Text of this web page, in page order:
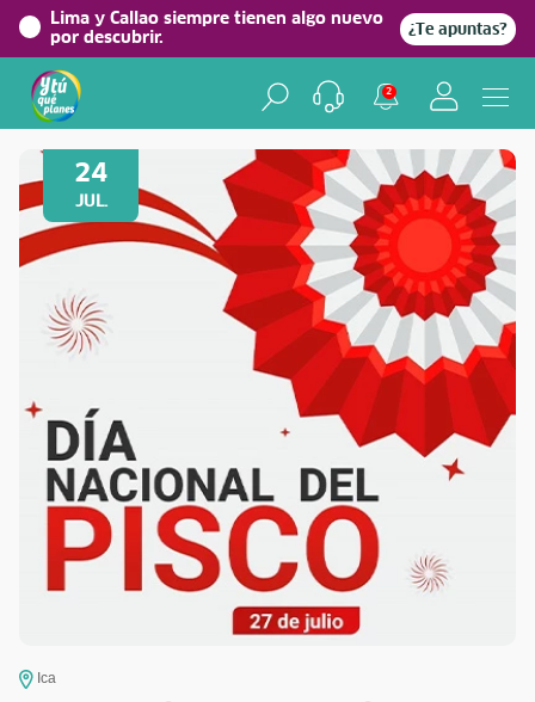
Lima y Callao siempre tienen algo nuevo
por descubrir.
¿Te apuntas?
2
Volver a Festividades
24
JUL.
Ica